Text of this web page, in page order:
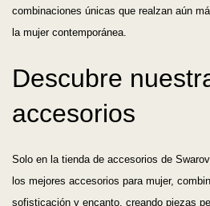
combinaciones únicas que realzan aún
la mujer contemporánea.
Descubre
accesorios
Solo en la tienda de accesorios de
los mejores accesorios para mujer,
sofisticación y encanto, creando piezas